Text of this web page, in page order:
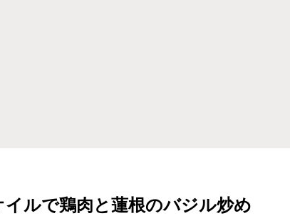
ルで鶏肉と蓮根のバジル炒め